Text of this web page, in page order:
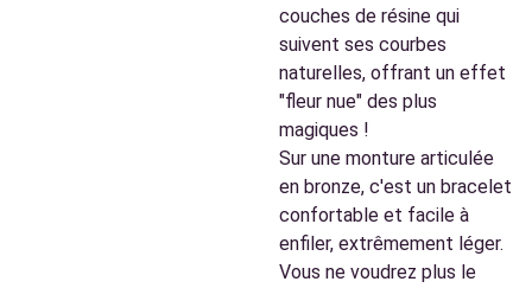
couches de résine qui
suivent ses courbes
naturelles, offrant un effet
"fleur nue" des plus
magiques !
Sur une monture articulée
en bronze, c'est un bracelet
confortable et facile à
enfiler, extrêmement léger.
Vous ne voudrez plus le